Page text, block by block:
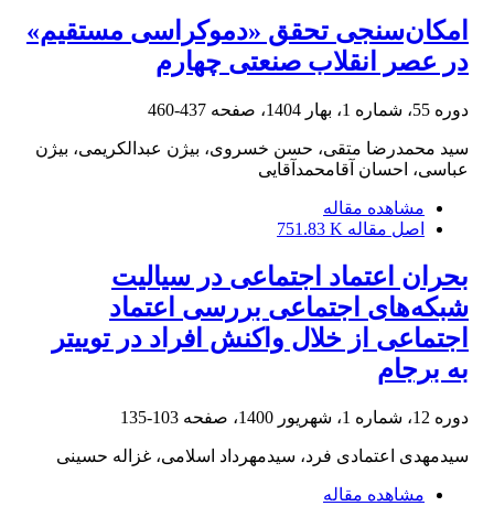
امکان‌سنجی تحقق «دموکراسی مستقیم»
در عصر انقلاب صنعتی چهارم
دوره 55، شماره 1، بهار 1404، صفحه 437-460
سید محمدرضا متقی، حسن خسروی، بیژن عبدالکریمی، بیژن
عباسی، احسان آقامحمدآقایی
مشاهده مقاله
اصل مقاله 751.83 K
بحران اعتماد اجتماعی در سیالیت
شبکه‌های اجتماعی بررسی اعتماد
اجتماعی از خلال واکنش افراد در توییتر
به برجام
دوره 12، شماره 1، شهریور 1400، صفحه 103-135
سیدمهدی اعتمادی فرد، سیدمهرداد اسلامی، غزاله حسینی
مشاهده مقاله